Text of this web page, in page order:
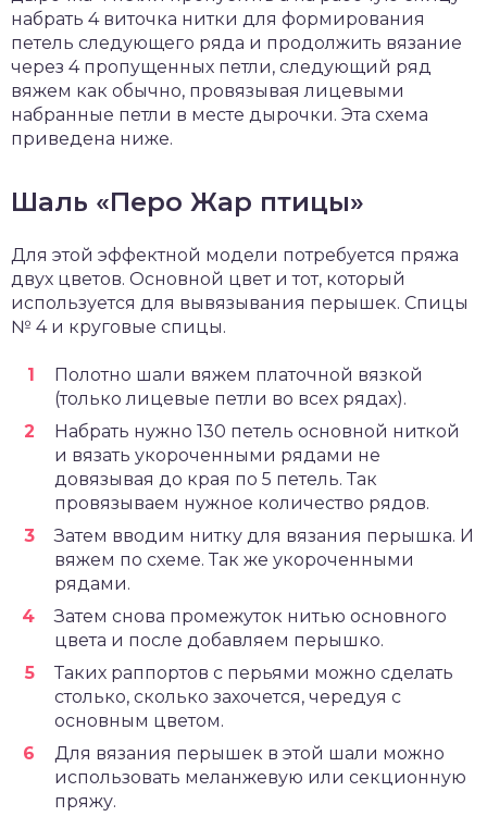
набрать 4 виточка нитки для формирования
петель следующего ряда и продолжить вязание
через 4 пропущенных петли, следующий ряд
вяжем как обычно, провязывая лицевыми
набранные петли в месте дырочки. Эта схема
приведена ниже.
Шаль «Перо Жар птицы»
Для этой эффектной модели потребуется пряжа
двух цветов. Основной цвет и тот, который
используется для вывязывания перышек. Спицы
№ 4 и круговые спицы.
Полотно шали вяжем платочной вязкой
(только лицевые петли во всех рядах).
Набрать нужно 130 петель основной ниткой
и вязать укороченными рядами не
довязывая до края по 5 петель. Так
провязываем нужное количество рядов.
Затем вводим нитку для вязания перышка. И
вяжем по схеме. Так же укороченными
рядами.
Затем снова промежуток нитью основного
цвета и после добавляем перышко.
Таких раппортов с перьями можно сделать
столько, сколько захочется, чередуя с
основным цветом.
Для вязания перышек в этой шали можно
использовать меланжевую или секционную
пряжу.